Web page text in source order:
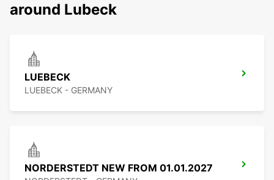
around Lubeck
LUEBECK
LUEBECK - GERMANY
NORDERSTEDT NEW FROM 01.01.2027